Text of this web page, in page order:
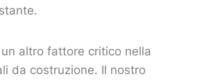
altro fattore critico nella
da costruzione. Il nostro